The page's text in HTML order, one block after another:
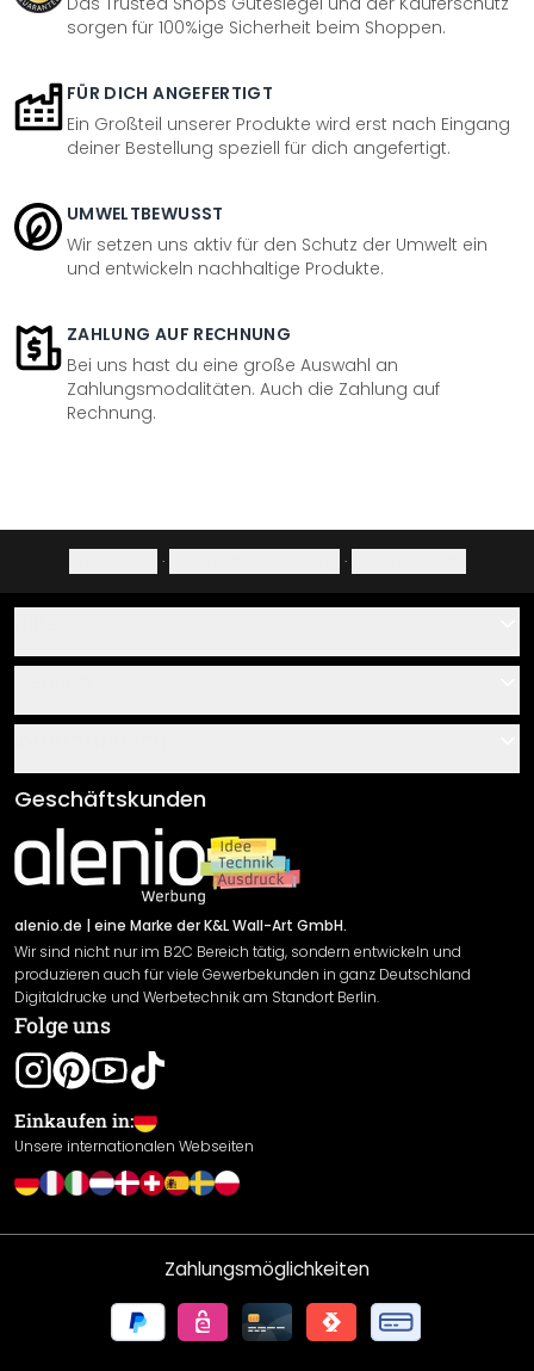
sorgen für 100%ige Sicherheit beim Shoppen.
FÜR DICH ANGEFERTIGT
Ein Großteil unserer Produkte wird erst nach Eingang
deiner Bestellung speziell für dich angefertigt.
UMWELTBEWUSST
Wir setzen uns aktiv für den Schutz der Umwelt ein
und entwickeln nachhaltige Produkte.
ZAHLUNG AUF RECHNUNG
Bei uns hast du eine große Auswahl an
Zahlungsmodalitäten. Auch die Zahlung auf
Rechnung.
· ·
Über uns
Klebe- und Montageanleitungen
Newsletter An-/Abmeldung
Sendungsverfolgung
AGB
Impressum
Versand & Zahlung
Rücksendung
Widerrufsrecht
Datenschutzerklärung
Gewährleistung
Leistungserklärung / CE-Zeichen
Cookie Einstellungen
Geschäftskunden
alenio.de | eine Marke der K&L Wall-Art GmbH.
Wir sind nicht nur im B2C Bereich tätig, sondern entwickeln und
produzieren auch für viele Gewerbekunden in ganz Deutschland
Digitaldrucke und Werbetechnik am Standort Berlin.
Folge uns
Einkaufen in:
Unsere internationalen Webseiten
Zahlungsmöglichkeiten